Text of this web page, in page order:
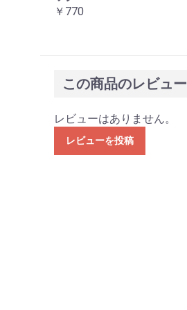
￥770
この商品のレビュー
レビューはありません。
レビューを投稿